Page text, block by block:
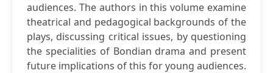
audiences. The authors in this volume examine
theatrical and pedagogical backgrounds of the
plays, discussing critical issues, by questioning
the specialities of Bondian drama and present
future implications of this for young audiences.